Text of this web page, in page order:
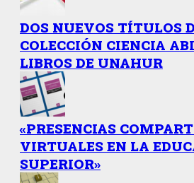
DOS NUEVOS TÍTULOS
COLECCIÓN CIENCIA
LIBROS DE UNAHUR
«PRESENCIAS
VIRTUALES EN LA
SUPERIOR»